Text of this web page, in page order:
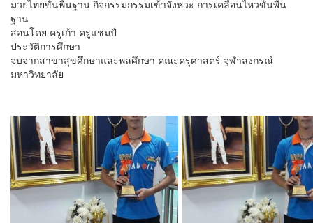
มวยไทยขั้นพื้นฐาน กิจกรรมกรรมเข้าจังหวะ การเคลื่อนไหวขั้นพื้น
ฐาน
สอนโดย ครูเก้า ครูแชมป์
ประวัติการศึกษา
จบจากสาขาสุขศึกษาและพลศึกษา คณะครุศาสตร์ จุฬาลงกรณ์
มหาวิทยาลัย